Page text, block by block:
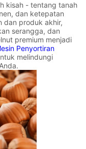
kisah - tentang tanah
dan ketepatan
dan produk akhir,
serangga, dan
premium menjadi
Penyortiran
melindungi